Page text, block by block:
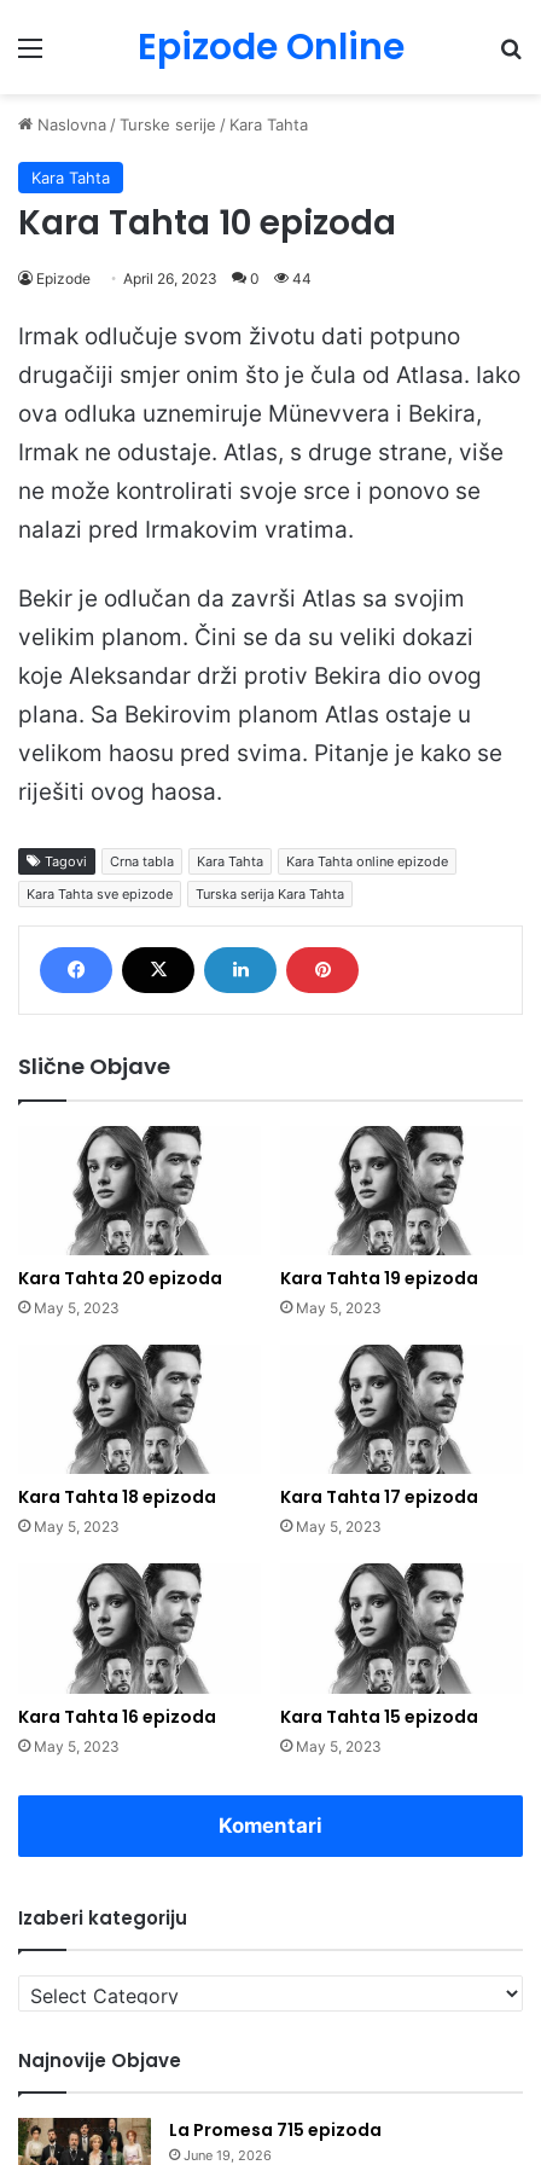
Menu Epizode Online
Naslovna /Turske serije / Kara Tahta
Kara Tahta
Kara Tahta 10 epizoda
Epizode April 26, 2023 0 44
Irmak odlučuje svom životu dati potpuno
drugačiji smjer onim što je čula od Atlasa. Iako
ova odluka uznemiruje Münevvera i Bekira,
Irmak ne odustaje. Atlas, s druge strane, više
ne može kontrolirati svoje srce i ponovo se
nalazi pred Irmakovim vratima.
Bekir je odlučan da završi Atlas sa svojim
velikim planom. Čini se da su veliki dokazi
koje Aleksandar drži protiv Bekira dio ovog
plana. Sa Bekirovim planom Atlas ostaje u
velikom haosu pred svima. Pitanje je kako se
riješiti ovog haosa.
Tagovi Crna tabla Kara Tahta
Kara Tahta online epizode
Kara Tahta sve epizode
Turska serija Kara Tahta
Slične Objave
Kara Tahta 20 epizoda
May 5, 2023
Kara Tahta 19 epizoda
May 5, 2023
Kara Tahta 18 epizoda
May 5, 2023
Kara Tahta 17 epizoda
May 5, 2023
Kara Tahta 16 epizoda
May 5, 2023
Kara Tahta 15 epizoda
May 5, 2023
Komentari
Izaberi kategoriju
Izaberi
kategoriju
Najnovije Objave
La Promesa 715 epizoda
June 19, 2026